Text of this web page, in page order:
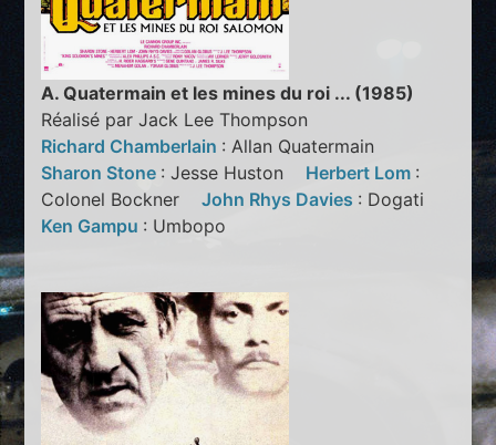
A. Quatermain et les mines du roi ... (1985)
Réalisé par Jack Lee Thompson
Richard Chamberlain : Allan Quatermain
Sharon Stone : Jesse Huston Herbert Lom :
Colonel BocknerJohn Rhys Davies : Dogati
Ken Gampu : Umbopo